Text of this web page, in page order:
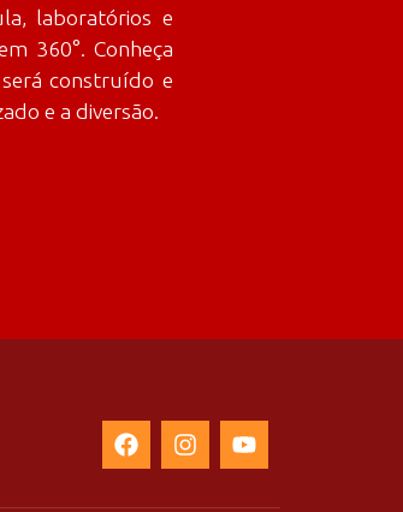
laboratórios e
360°. Conheça
construído e
e a diversão.